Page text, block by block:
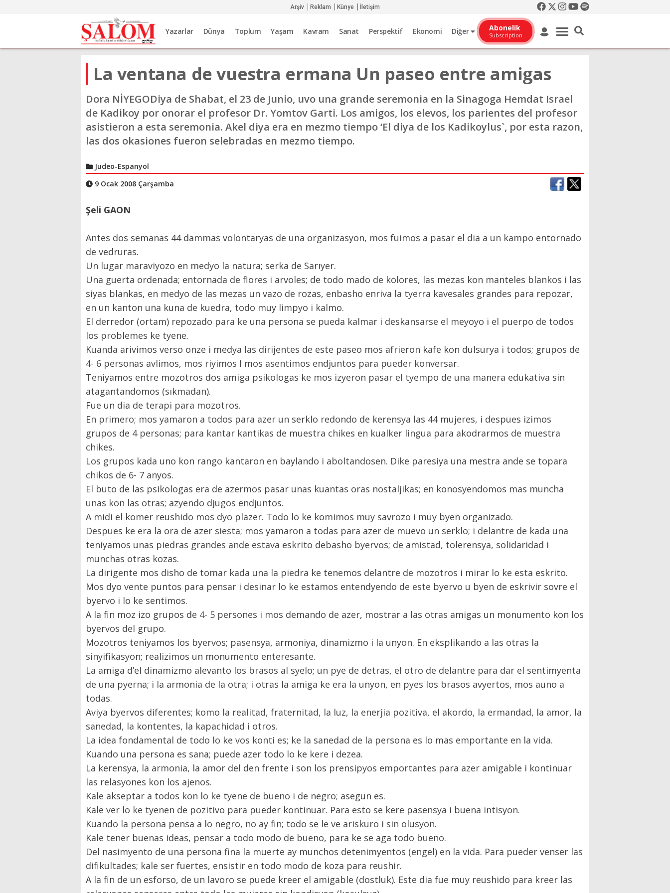
Arşiv Reklam Künye İletişim
Yazarlar Dünya Toplum Yaşam Kavram Sanat Perspektif Ekonomi Diğer Abonelik
Subscription
La ventana de vuestra ermana Un paseo entre amigas
Dora NİYEGODiya de Shabat, el 23 de Junio, uvo una grande seremonia en la Sinagoga Hemdat Israel
de Kadikoy por onorar el profesor Dr. Yomtov Garti. Los amigos, los elevos, los parientes del profesor
asistieron a esta seremonia. Akel diya era en mezmo tiempo ‘El diya de los Kadikoylus`, por esta razon,
las dos okasiones fueron selebradas en mezmo tiempo.
Judeo-Espanyol
9 Ocak 2008 Çarşamba
Şeli GAON
Antes dos semanas 44 dammas volontaryas de una organizasyon, mos fuimos a pasar el dia a un kampo entornado
de vedruras.
Un lugar maraviyozo en medyo la natura; serka de Sarıyer.
Una guerta ordenada; entornada de flores i arvoles; de todo mado de kolores, las mezas kon manteles blankos i las
siyas blankas, en medyo de las mezas un vazo de rozas, enbasho enriva la tyerra kavesales grandes para repozar,
en un kanton una kuna de kuedra, todo muy limpyo i kalmo.
El derredor (ortam) repozado para ke una persona se pueda kalmar i deskansarse el meyoyo i el puerpo de todos
los problemes ke tyene.
Kuanda arivimos verso onze i medya las dirijentes de este paseo mos afrieron kafe kon dulsurya i todos; grupos de
4- 6 personas avlimos, mos riyimos I mos asentimos endjuntos para pueder konversar.
Teniyamos entre mozotros dos amiga psikologas ke mos izyeron pasar el tyempo de una manera edukativa sin
atagantandomos (sıkmadan).
Fue un dia de terapi para mozotros.
En primero; mos yamaron a todos para azer un serklo redondo de kerensya las 44 mujeres, i despues izimos
grupos de 4 personas; para kantar kantikas de muestra chikes en kualker lingua para akodrarmos de muestra
chikes.
Los grupos kada uno kon rango kantaron en baylando i aboltandosen. Dike paresiya una mestra ande se topara
chikos de 6- 7 anyos.
El buto de las psikologas era de azermos pasar unas kuantas oras nostaljikas; en konosyendomos mas muncha
unas kon las otras; azyendo djugos endjuntos.
A midi el komer reushido mos dyo plazer. Todo lo ke komimos muy savrozo i muy byen organizado.
Despues ke era la ora de azer siesta; mos yamaron a todas para azer de muevo un serklo; i delantre de kada una
teniyamos unas piedras grandes ande estava eskrito debasho byervos; de amistad, tolerensya, solidaridad i
munchas otras kozas.
La dirigente mos disho de tomar kada una la piedra ke tenemos delantre de mozotros i mirar lo ke esta eskrito.
Mos dyo vente puntos para pensar i desinar lo ke estamos entendyendo de este byervo u byen de eskrivir sovre el
byervo i lo ke sentimos.
A la fin moz izo grupos de 4- 5 persones i mos demando de azer, mostrar a las otras amigas un monumento kon los
byervos del grupo.
Mozotros teniyamos los byervos; pasensya, armoniya, dinamizmo i la unyon. En eksplikando a las otras la
sinyifikasyon; realizimos un monumento enteresante.
La amiga d’el dinamizmo alevanto los brasos al syelo; un pye de detras, el otro de delantre para dar el sentimyenta
de una pyerna; i la armonia de la otra; i otras la amiga ke era la unyon, en pyes los brasos avyertos, mos auno a
todas.
Aviya byervos diferentes; komo la realitad, fraternitad, la luz, la enerjia pozitiva, el akordo, la ermandad, la amor, la
sanedad, la kontentes, la kapachidad i otros.
La idea fondamental de todo lo ke vos konti es; ke la sanedad de la persona es lo mas emportante en la vida.
Kuando una persona es sana; puede azer todo lo ke kere i dezea.
La kerensya, la armonia, la amor del den frente i son los prensipyos emportantes para azer amigable i kontinuar
las relasyones kon los ajenos.
Kale akseptar a todos kon lo ke tyene de bueno i de negro; asegun es.
Kale ver lo ke tyenen de pozitivo para pueder kontinuar. Para esto se kere pasensya i buena intisyon.
Kuando la persona pensa a lo negro, no ay fin; todo se le ve ariskuro i sin olusyon.
Kale tener buenas ideas, pensar a todo modo de bueno, para ke se aga todo bueno.
Del nasimyento de una persona fina la muerte ay munchos detenimyentos (engel) en la vida. Para pueder venser las
difikultades; kale ser fuertes, ensistir en todo modo de koza para reushir.
A la fin de un esforso, de un lavoro se puede kreer el amigable (dostluk). Este dia fue muy reushido para kreer las